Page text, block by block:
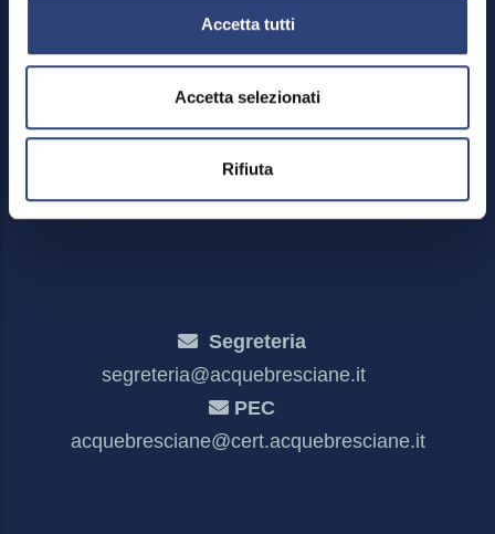
Accetta tutti
Accetta selezionati
Rifiuta
Menu
Area riservata
Credits
Mappa del sito
Privacy policy e cookies
Meccanismo di feedback
Dichiarazione di accessibilità
Segreteria
segreteria@acquebresciane.it
PEC
acquebresciane@cert.acquebresciane.it